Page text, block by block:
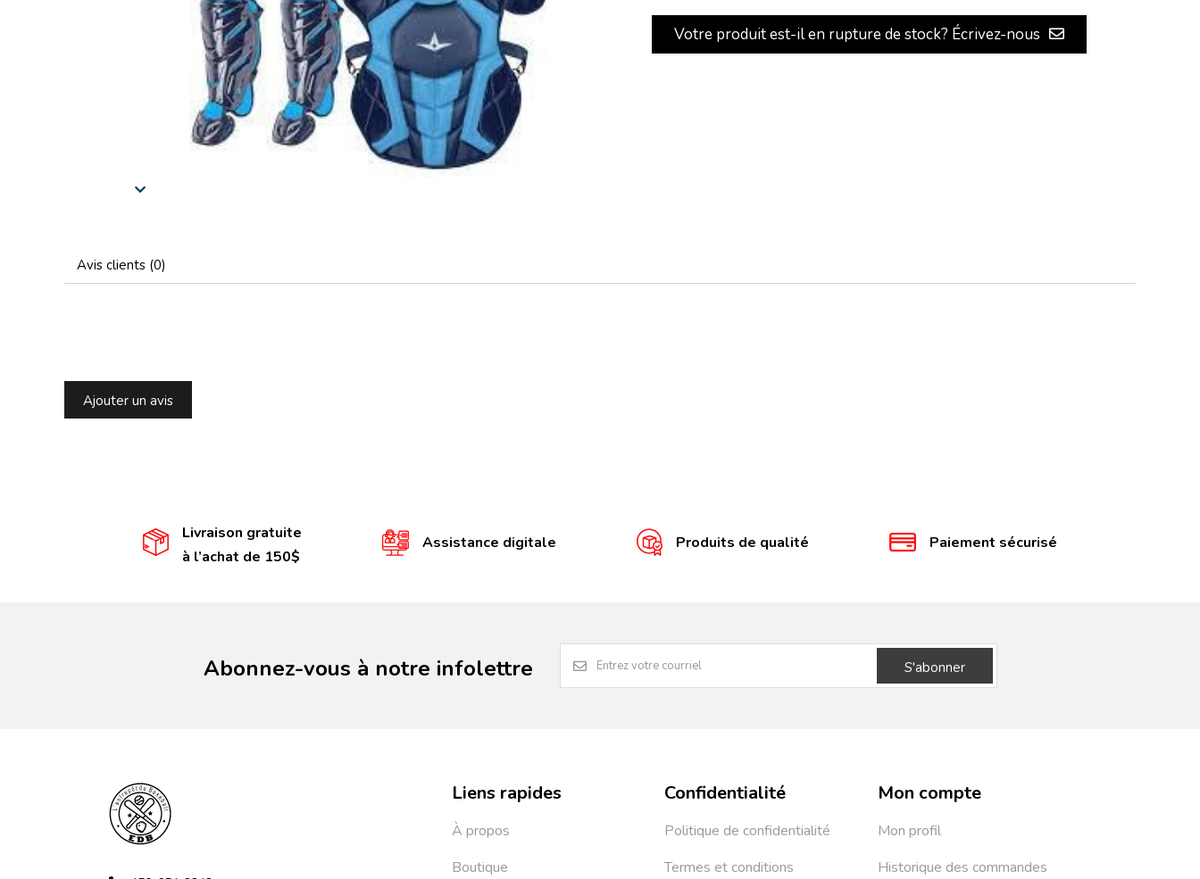
Votre produit est-il en rupture de stock? Écrivez-nous
Avis clients (0)
Ajouter un avis
Livraison gratuite
à l’achat de 150$
Assistance digitale Produits de qualité Paiement sécurisé
Abonnez-vous à notre infolettre S'abonner
Liens rapides
À propos
Boutique
Confidentialité
Politique de confidentialité
Termes et conditions
Mon compte
Mon profil
Historique des commandes